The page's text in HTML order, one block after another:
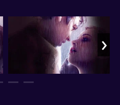
çözmeye çalışır.
ilişkilerine zarar verir.
aşk, güven ve kişisel
zorlukları keşfeder. Film,
ve Hardin ile olan
genç izleyicilere hitap
sunar. Roger Kumble'ın
derinliğini ve ilişkilerinin
Langford ve Hero Fiennes
›